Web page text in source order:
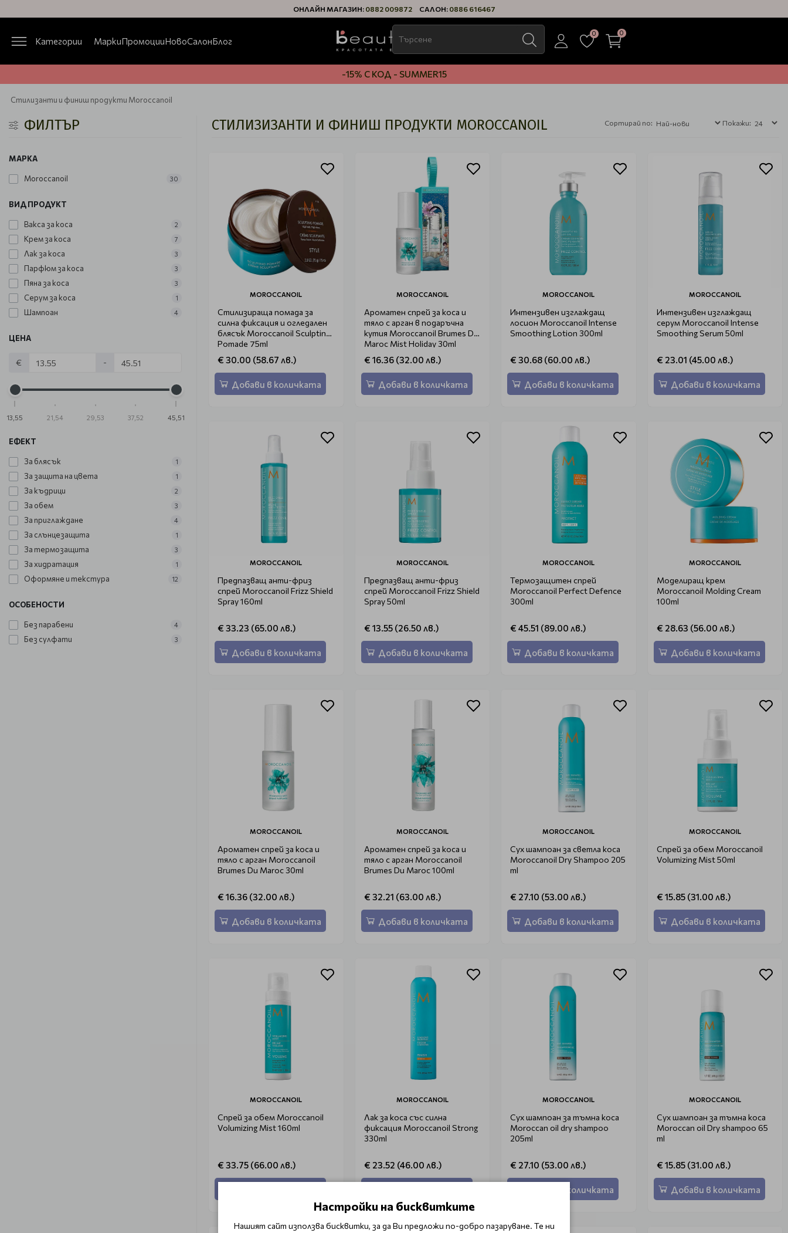
ОНЛАЙН МАГАЗИН: 0882 009872 САЛОН: 0886 616467
Категории МаркиПромоцииНовоСалонБлог
0 0
-15% С КОД - SUMMER15
Стилизанти и финиш продукти Moroccanoil
ФИЛТЪР
МАРКА
Moroccanoil 30
ВИД ПРОДУКТ
Вакса за коса 2
Крем за коса 7
Лак за коса 3
Парфюм за коса 3
Пяна за коса 3
Серум за коса 1
Шампоан 4
ЦЕНА
€ -
13,55 21,54 29,53 37,52 45,51
ЕФЕКТ
За блясък 1
За защита на цвета 1
За къдрици 2
За обем 3
За приглаждане 4
За слънцезащита 1
За термозащита 3
За хидратация 1
Оформяне и текстура 12
ОСОБЕНОСТИ
Без парабени 4
Без сулфати 3
СТИЛИЗИЗАНТИ И ФИНИШ ПРОДУКТИ MOROCCANOIL Сортирай по: Покажи:
MOROCCANOIL
Стилизираща помада за
силна фиксация и огледален
блясък Moroccanoil Sculpting
Pomade 75ml
€ 30.00 (58.67 лв.)
Добави в количката
MOROCCANOIL
Ароматен спрей за коса и
тяло с арган в подаръчна
кутия Moroccanoil Brumes Du
Maroc Mist Holiday 30ml
€ 16.36 (32.00 лв.)
Добави в количката
MOROCCANOIL
Интензивен изглаждащ
лосион Moroccanoil Intense
Smoothing Lotion 300ml
€ 30.68 (60.00 лв.)
Добави в количката
MOROCCANOIL
Интензивен изглаждащ
серум Moroccanoil Intense
Smoothing Serum 50ml
€ 23.01 (45.00 лв.)
Добави в количката
MOROCCANOIL
Предпазващ анти-фриз
спрей Moroccanoil Frizz Shield
Spray 160ml
€ 33.23 (65.00 лв.)
Добави в количката
MOROCCANOIL
Предпазващ анти-фриз
спрей Moroccanoil Frizz Shield
Spray 50ml
€ 13.55 (26.50 лв.)
Добави в количката
MOROCCANOIL
Термозащитен спрей
Moroccanoil Perfect Defence
300ml
€ 45.51 (89.00 лв.)
Добави в количката
MOROCCANOIL
Моделиращ крем
Moroccanoil Molding Cream
100ml
€ 28.63 (56.00 лв.)
Добави в количката
MOROCCANOIL
Ароматен спрей за коса и
тяло с арган Moroccanoil
Brumes Du Maroc 30ml
€ 16.36 (32.00 лв.)
Добави в количката
MOROCCANOIL
Ароматен спрей за коса и
тяло с арган Moroccanoil
Brumes Du Maroc 100ml
€ 32.21 (63.00 лв.)
Добави в количката
MOROCCANOIL
Сух шампоан за светла коса
Moroccanoil Dry Shampoo 205
ml
€ 27.10 (53.00 лв.)
Добави в количката
MOROCCANOIL
Спрей за обем Moroccanoil
Volumizing Mist 50ml
€ 15.85 (31.00 лв.)
Добави в количката
MOROCCANOIL
Спрей за обем Moroccanoil
Volumizing Mist 160ml
€ 33.75 (66.00 лв.)
MOROCCANOIL
Лак за коса със силна
фиксация Moroccanoil Strong
330ml
€ 23.52 (46.00 лв.)
MOROCCANOIL
Сух шампоан за тъмна коса
Moroccan oil dry shampoo
205ml
€ 27.10 (53.00 лв.)
Добави в количката
MOROCCANOIL
Сух шампоан за тъмна коса
Moroccan oil Dry shampoo 65
ml
€ 15.85 (31.00 лв.)
Добави в количката
Настройки на бисквитките
Нашият сайт използва бисквитки, за да Ви предложи по-добро пазаруване. Те ни